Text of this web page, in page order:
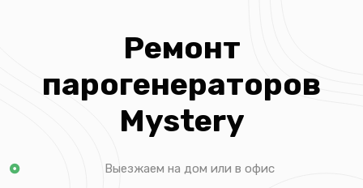
Ремонт
парогенераторов
Mystery
Выезжаем на дом или в офис